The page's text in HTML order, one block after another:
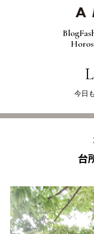
Blog
今日
台